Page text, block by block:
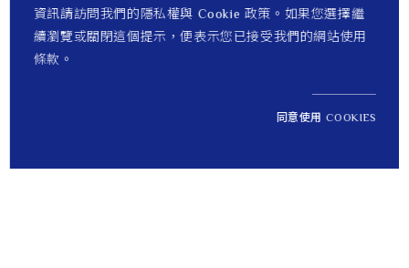
資訊請訪問我們的隱私權與 Cookie 政策。如果您選擇繼
續瀏覽或關閉這個提示，便表示您已接受我們的網站使用
條款。
同意使用 COOKIES